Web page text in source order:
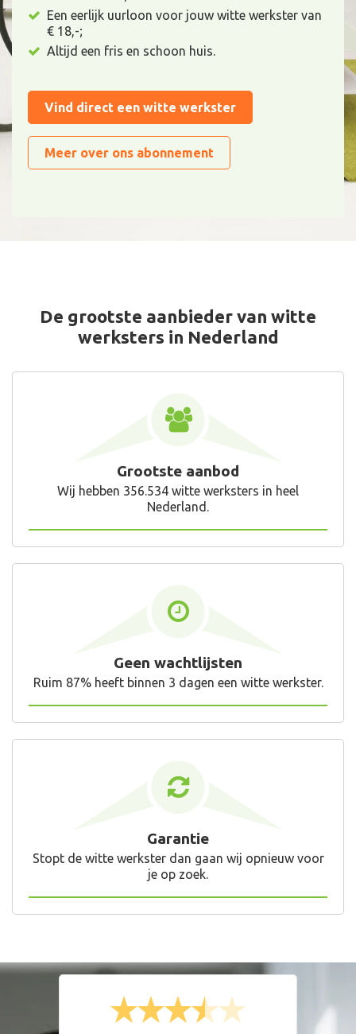
Een eerlijk uurloon voor jouw witte werkster van
€ 18,-;
Altijd een fris en schoon huis.
Vind direct een witte werkster
Meer over ons abonnement
De grootste aanbieder van witte
werksters in Nederland
Grootste aanbod
Wij hebben 356.534 witte werksters in heel
Nederland.
Geen wachtlijsten
Ruim 87% heeft binnen 3 dagen een witte werkster.
Garantie
Stopt de witte werkster dan gaan wij opnieuw voor
je op zoek.